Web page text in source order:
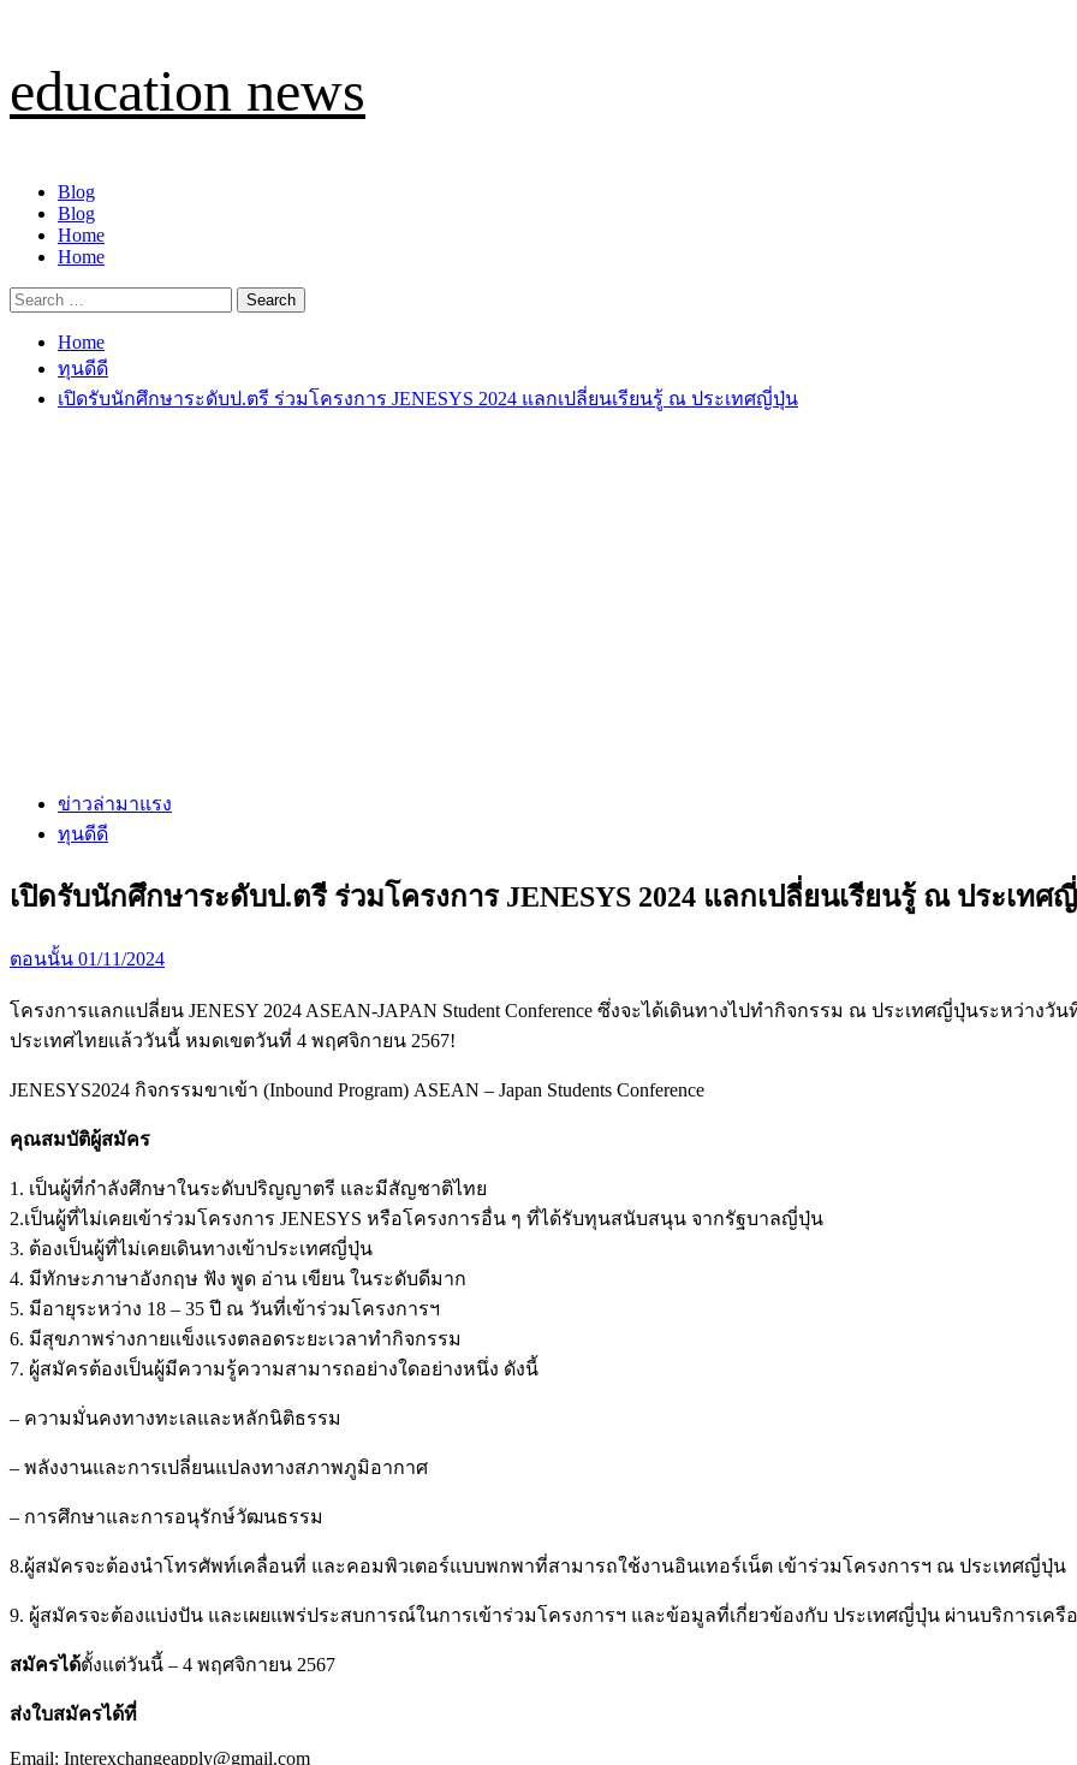
to
content
education news
Primary
Menu
Blog
Blog
Home
Home
Search
for:
Home
ทุนดีดี
เปิดรับนักศึกษาระดับป.ตรี ร่วมโครงการ JENESYS 2024 แลกเปลี่ยนเรียนรู้ ณ ประเทศญี่ปุ่น
ข่าวล่ามาแรง
ทุนดีดี
เปิดรับนักศึกษาระดับป.ตรี ร่วมโครงการ JENESYS 2024 แลกเปลี่ยนเรียนรู้ ณ ประเทศ
ตอนนั้น 01/11/2024
โครงการแลกแปลี่ยน JENESY 2024 ASEAN-JAPAN Student Conference ซึ่งจะได้เดินทางไปทำกิจกรรม ณ ประเทศญี่ปุ่นระหว่าง
ประเทศไทยแล้ววันนี้ หมดเขตวันที่ 4 พฤศจิกายน 2567!
JENESYS2024 กิจกรรมขาเข้า (Inbound Program) ASEAN – Japan Students Conference
คุณสมบัติผู้สมัคร
1. เป็นผู้ที่กําลังศึกษาในระดับปริญญาตรี และมีสัญชาติไทย
2.เป็นผู้ที่ไม่เคยเข้าร่วมโครงการ JENESYS หรือโครงการอื่น ๆ ที่ได้รับทุนสนับสนุน จากรัฐบาลญี่ปุ่น
3. ต้องเป็นผู้ที่ไม่เคยเดินทางเข้าประเทศญี่ปุ่น
4. มีทักษะภาษาอังกฤษ ฟัง พูด อ่าน เขียน ในระดับดีมาก
5. มีอายุระหว่าง 18 – 35 ปี ณ วันที่เข้าร่วมโครงการฯ
6. มีสุขภาพร่างกายแข็งแรงตลอดระยะเวลาทํากิจกรรม
7. ผู้สมัครต้องเป็นผู้มีความรู้ความสามารถอย่างใดอย่างหนึ่ง ดังนี้
– ความมั่นคงทางทะเลและหลักนิติธรรม
– พลังงานและการเปลี่ยนแปลงทางสภาพภูมิอากาศ
– การศึกษาและการอนุรักษ์วัฒนธรรม
8.ผู้สมัครจะต้องนําโทรศัพท์เคลื่อนที่ และคอมพิวเตอร์แบบพกพาที่สามารถใช้งานอินเทอร์เน็ต เข้าร่วมโครงการฯ ณ ประเทศญี่ปุ่น
9. ผู้สมัครจะต้องแบ่งปัน และเผยแพร่ประสบการณ์ในการเข้าร่วมโครงการฯ และข้อมูลที่เกี่ยวข้องกับ ประเทศญี่ปุ่น ผ่านบริการเครือ
สมัครได้ตั้งแต่วันนี้ – 4 พฤศจิกายน 2567
ส่งใบสมัครได้ที่
Email: Interexchangeapply@gmail.com